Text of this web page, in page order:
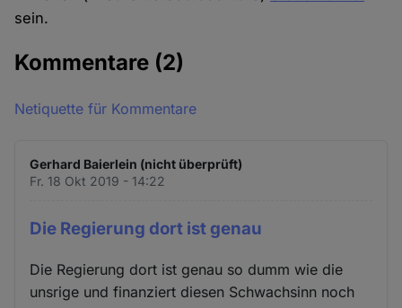
sein.
Kommentare (2)
Netiquette für Kommentare
Gerhard Baierlein (nicht überprüft)
Fr. 18 Okt 2019 - 14:22
Die Regierung dort ist genau
Die Regierung dort ist genau so dumm wie die
unsrige und finanziert diesen Schwachsinn noch